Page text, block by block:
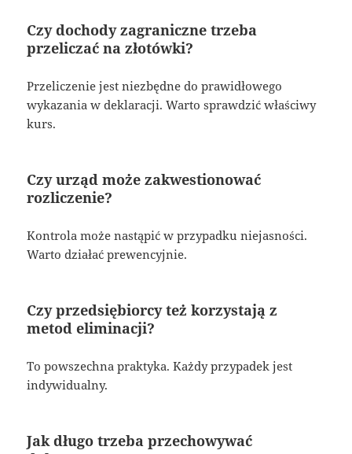
Czy dochody zagraniczne trzeba
przeliczać na złotówki?
Przeliczenie jest niezbędne do prawidłowego
wykazania w deklaracji. Warto sprawdzić właściwy
kurs.
Czy urząd może zakwestionować
rozliczenie?
Kontrola może nastąpić w przypadku niejasności.
Warto działać prewencyjnie.
Czy przedsiębiorcy też korzystają z
metod eliminacji?
To powszechna praktyka. Każdy przypadek jest
indywidualny.
Jak długo trzeba przechowywać